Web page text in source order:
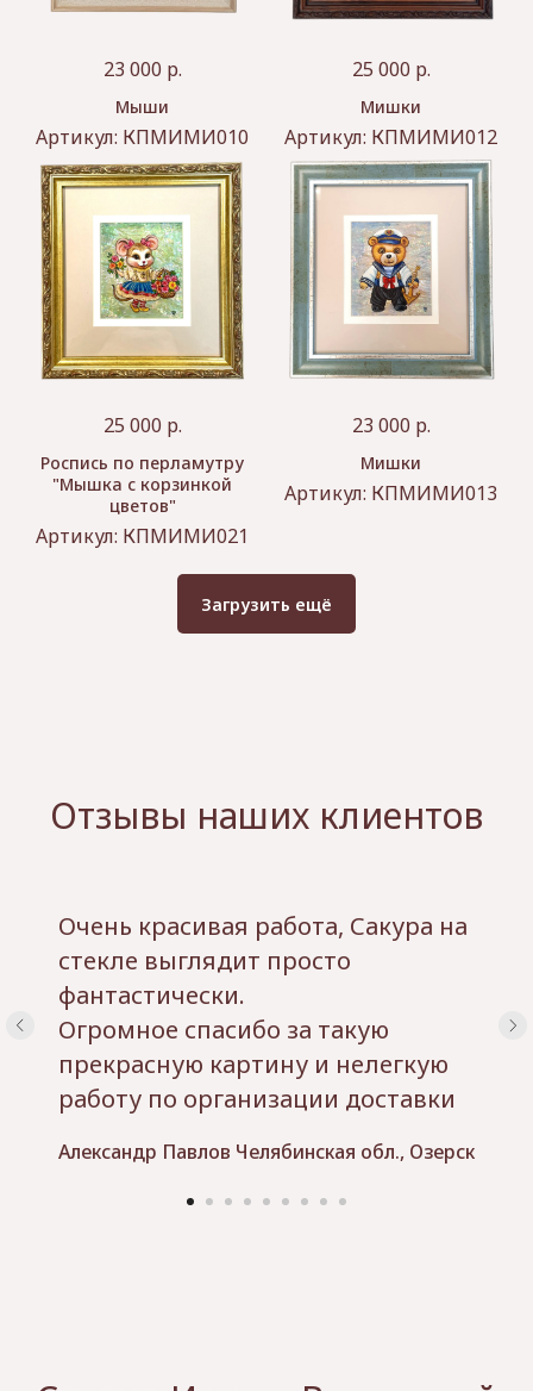
23 000 р.
Мыши
Артикул: КПМИМИ010
25 000 р.
Мишки
Артикул: КПМИМИ012
25 000 р.
Роспись по перламутру
"Мышка с корзинкой
цветов"
Артикул: КПМИМИ021
23 000 р.
Мишки
Артикул: КПМИМИ013
Загрузить ещё
Отзывы наших клиентов
Очень красивая работа, Сакура на
стекле выглядит просто
фантастически.
Огромное спасибо за такую
прекрасную картину и нелегкую
работу по организации доставки
Александр Павлов Челябинская обл., Озерск